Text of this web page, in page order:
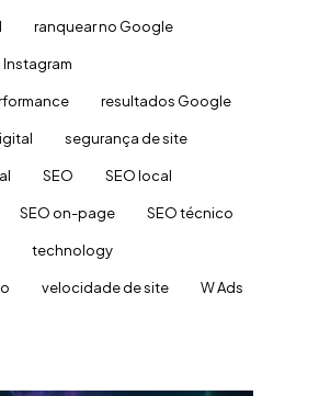
ranquear no Google
resultados Google
segurança de site
SEO SEO local
SEO on-page SEO técnico
technology
velocidade de site W Ads